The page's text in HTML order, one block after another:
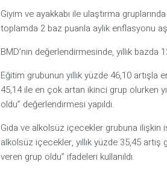
Giyim ve ayakkabı ile ulaştırma
toplamda 2 baz puanla aylık enflasyonu
BMD’nin değerlendirmesinde, yıllık
Eğitim grubunun yıllık yüzde 46,10 artışla
45,14 ile en çok artan ikinci grup olurken
oldu” değerlendirmesi yapıldı.
Gıda ve alkolsüz içecekler grubuna ilişkin
alkolsüz içecekler, yıllık yüzde 35,45
veren grup oldu” ifadeleri kullanıldı.